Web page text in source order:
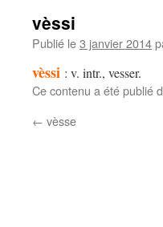
vèssi
Publié le3 janvier 2014
vèssi : v. intr., vesser.
Ce contenu a été publié
← vèsse